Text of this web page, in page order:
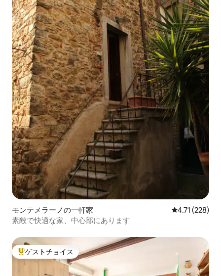
モンテメラーノの一軒家 レビュー228
4.71 (228)
素敵で快適な家、中心部にあります
大好評のゲストチョイスです。
ゲストチョイス